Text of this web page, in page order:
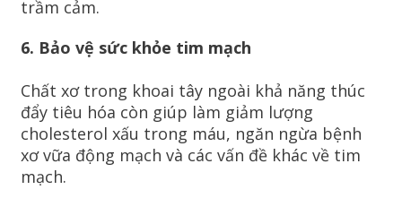
trầm cảm.
6. Bảo vệ sức khỏe tim mạch
Chất xơ trong khoai tây ngoài khả năng thúc
đẩy tiêu hóa còn giúp làm giảm lượng
cholesterol xấu trong máu, ngăn ngừa bệnh
xơ vữa động mạch và các vấn đề khác về tim
mạch.